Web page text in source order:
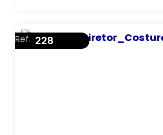
Ref. 228